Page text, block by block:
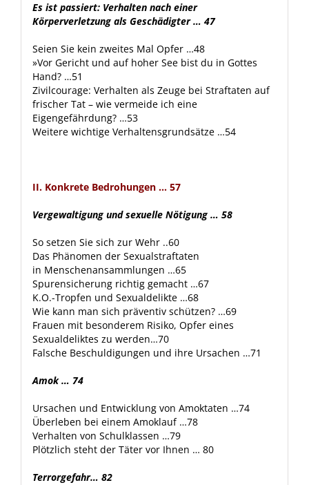
Es ist passiert: Verhalten nach einer
Körperverletzung als Geschädigter … 47
Seien Sie kein zweites Mal Opfer …48
»Vor Gericht und auf hoher See bist du in Gottes
Hand? …51
Zivilcourage: Verhalten als Zeuge bei Straftaten auf
frischer Tat – wie vermeide ich eine
Eigengefährdung? …53
Weitere wichtige Verhaltensgrundsätze …54
II. Konkrete Bedrohungen … 57
Vergewaltigung und sexuelle Nötigung … 58
So setzen Sie sich zur Wehr ..60
Das Phänomen der Sexualstraftaten
in Menschenansammlungen …65
Spurensicherung richtig gemacht …67
K.O.-Tropfen und Sexualdelikte …68
Wie kann man sich präventiv schützen? …69
Frauen mit besonderem Risiko, Opfer eines
Sexualdeliktes zu werden…70
Falsche Beschuldigungen und ihre Ursachen …71
Amok … 74
Ursachen und Entwicklung von Amoktaten …74
Überleben bei einem Amoklauf …78
Verhalten von Schulklassen …79
Plötzlich steht der Täter vor Ihnen … 80
Terrorgefahr… 82